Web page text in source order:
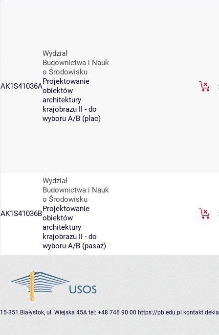
AK1S41036A
Wydział
Budownictwa i Nauk
o Środowisku
Projektowanie
obiektów
architektury
krajobrazu II - do
wyboru A/B (plac)
AK1S41036B
Wydział
Budownictwa i Nauk
o Środowisku
Projektowanie
obiektów
architektury
krajobrazu II - do
wyboru A/B (pasaż)
15-351 Białystok, ul. Wiejska 45A tel: +48 746 90 00 https://pb.edu.pl kontakt